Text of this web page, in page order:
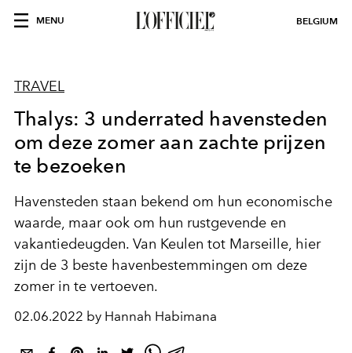
MENU BELGIUM
TRAVEL
Thalys: 3 underrated havensteden
om deze zomer aan zachte prijzen
te bezoeken
Havensteden staan bekend om hun economische
waarde, maar ook om hun rustgevende en
vakantiedeugden. Van Keulen tot Marseille, hier
zijn de 3 beste havenbestemmingen om deze
zomer in te vertoeven.
02.06.2022 by Hannah Habimana